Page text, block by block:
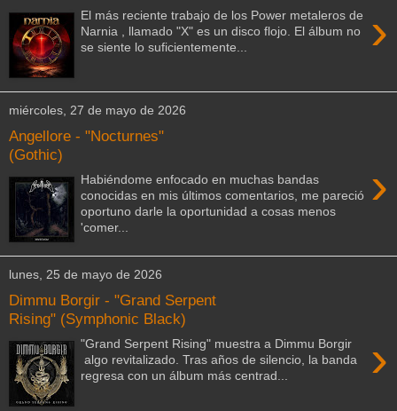
›
El más reciente trabajo de los Power metaleros de
Narnia , llamado "X" es un disco flojo. El álbum no
se siente lo suficientemente...
miércoles, 27 de mayo de 2026
Angellore - "Nocturnes"
(Gothic)
›
Habiéndome enfocado en muchas bandas
conocidas en mis últimos comentarios, me pareció
oportuno darle la oportunidad a cosas menos
'comer...
lunes, 25 de mayo de 2026
Dimmu Borgir - "Grand Serpent
Rising" (Symphonic Black)
›
"Grand Serpent Rising" muestra a Dimmu Borgir
algo revitalizado. Tras años de silencio, la banda
regresa con un álbum más centrad...